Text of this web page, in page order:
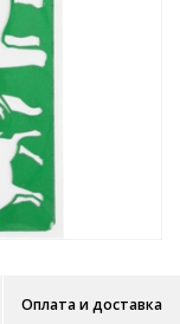
Оплата и доставка